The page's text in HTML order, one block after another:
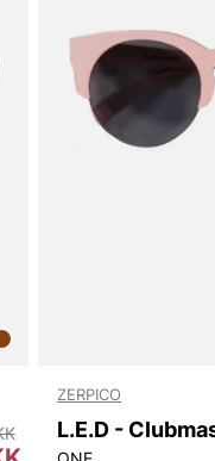
ZERPICO
L.E.D -